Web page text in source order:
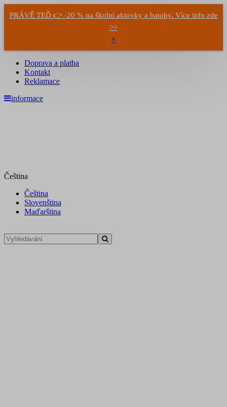
PRÁVĚ TEĎ 👉 -20 % na školní aktovky a batohy. Více info zde
>>
×
Doprava a platba
Kontakt
Reklamace
informace
Čeština
Čeština
Slovenština
Maďarština